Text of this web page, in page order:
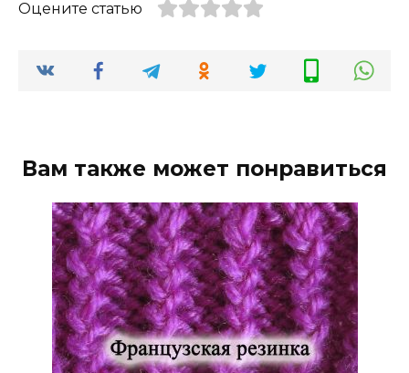
Оцените статью
Вам также может понравиться